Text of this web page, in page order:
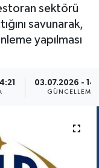
sektörü
savunarak,
yapılması
03.07.2026 -
GÜNCELLEME